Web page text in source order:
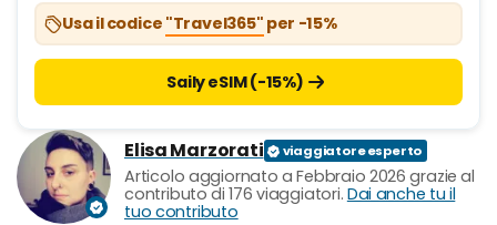
Usa il codice "Travel365" per -15%
Saily eSIM (-15%)
Elisa Marzorati
Articolo aggiornato a Febbraio 2026 grazie al
contributo di 176 viaggiatori. Dai anche tu il
tuo contributo